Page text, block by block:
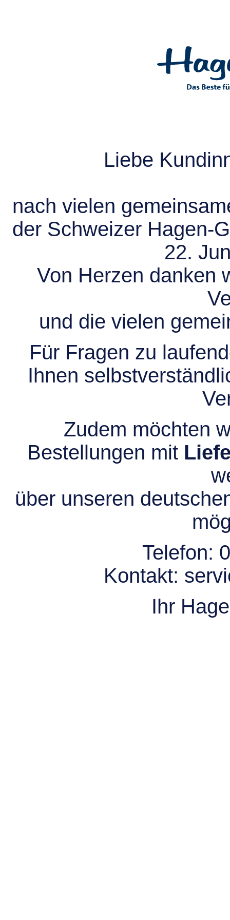
Liebe
nach vielen
der Schweizer Hagen-
22.
Von Herzen danken
und die vielen
Für Fragen zu
Ihnen
Zudem möchten
Bestellungen mit
über unseren
Telefon:
Kontakt:
Ihr